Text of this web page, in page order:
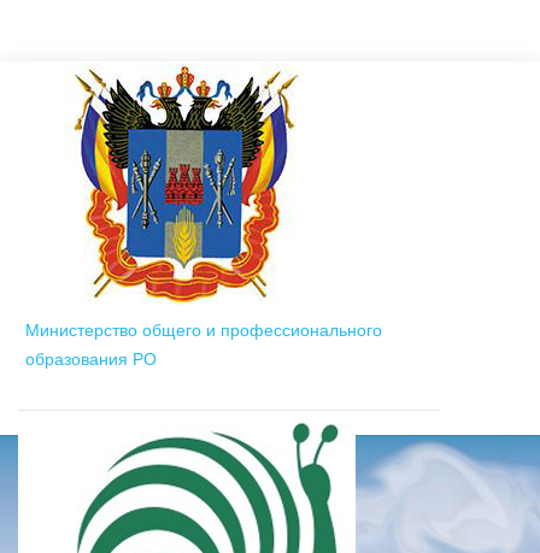
Министерство общего и профессионального
образования РО